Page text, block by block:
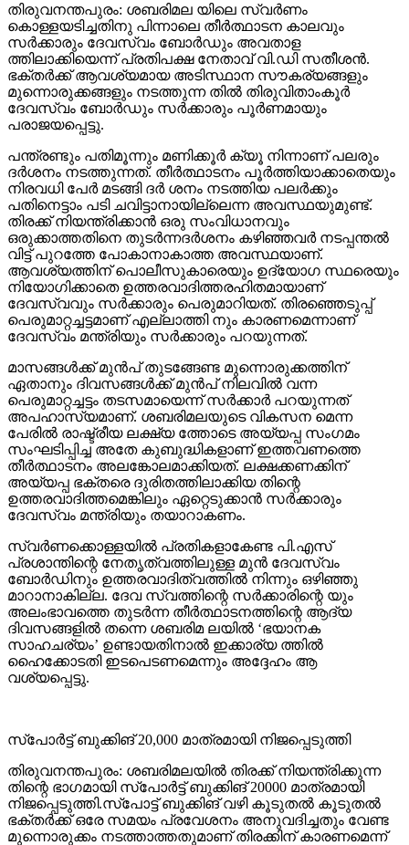
തിരുവനന്തപുരം: ശബരിമല യിലെ സ്വര്‍ണം
കൊള്ളയടിച്ചതിനു പിന്നാലെ തീര്‍ത്ഥാടന കാലവും
സര്‍ക്കാരും ദേവസ്വം ബോര്‍ഡും അവതാള
ത്തിലാക്കിയെന്ന് പ്രതിപക്ഷ നേതാവ് വി.ഡി സതീശന്‍.
ഭക്തര്‍ക്ക് ആവശ്യമായ അടിസ്ഥാന സൗകര്യങ്ങളും
മുന്നൊരുക്കങ്ങളും നടത്തുന്ന തില്‍ തിരുവിതാംകൂര്‍
ദേവസ്വം ബോര്‍ഡും സര്‍ക്കാരും പൂര്‍ണമായും
പരാജയപ്പെട്ടു.
പന്ത്രണ്ടും പതിമൂന്നും മണിക്കൂര്‍ ക്യൂ നിന്നാണ് പലരും
ദര്‍ശനം നടത്തുന്നത്. തീര്‍ത്ഥാടനം പൂര്‍ത്തിയാക്കാതെയും
നിരവധി പേര്‍ മടങ്ങി ദര്‍ ശനം നടത്തിയ പലര്‍ക്കും
പതിനെട്ടാം പടി ചവിട്ടാനായില്ലെന്ന അവസ്ഥയുമുണ്ട്.
തിരക്ക് നിയന്ത്രിക്കാന്‍ ഒരു സംവിധാനവും
ഒരുക്കാത്തതിനെ തുടര്‍ന്നദര്‍ശനം കഴിഞ്ഞവര്‍ നടപ്പന്തല്‍
വിട്ട് പുറത്തേ പോകാനാകാത്ത അവസ്ഥയാണ്.
ആവശ്യത്തിന് പൊലീസുകാരെയും ഉദ്യോഗ സ്ഥരെയും
നിയോഗിക്കാതെ ഉത്തരവാദിത്തരഹിതമായാണ്
ദേവസ്വവും സര്‍ക്കാരും പെരുമാറിയത്. തിരഞ്ഞെടുപ്പ്
പെരുമാറ്റച്ചട്ടമാണ് എല്ലാത്തി നും കാരണമെന്നാണ്
ദേവസ്വം മന്ത്രിയും സര്‍ക്കാരും പറയുന്നത്.
മാസങ്ങള്‍ക്ക് മുന്‍പ് തുടങ്ങേണ്ട മുന്നൊരുക്കത്തിന്
ഏതാനും ദിവസങ്ങള്‍ക്ക് മുന്‍പ് നിലവില്‍ വന്ന
പെരുമാറ്റച്ചട്ടം തടസമായെന്ന് സര്‍ക്കാര്‍ പറയുന്നത്
അപഹാസ്യമാണ്. ശബരിമലയുടെ വികസന മെന്ന
പേരില്‍ രാഷ്ട്രീയ ലക്ഷ്യ ത്തോടെ അയ്യപ്പ സംഗമം
സംഘടിപ്പിച്ച അതേ കുബുദ്ധികളാണ് ഇത്തവണത്തെ
തീര്‍ത്ഥാടനം അലങ്കോലമാക്കിയത്. ലക്ഷക്കണക്കിന്
അയ്യപ്പ ഭക്തരെ ദുരിതത്തിലാക്കിയ തിന്റെ
ഉത്തരവാദിത്തമെങ്കിലും ഏറ്റെടുക്കാന്‍ സര്‍ക്കാരും
ദേവസ്വം മന്ത്രിയും തയാറാകണം.
സ്വര്‍ണക്കൊള്ളയില്‍ പ്രതികളാകേണ്ട പി.എസ്
പ്രശാന്തിന്റെ നേതൃത്വത്തിലുള്ള മുന്‍ ദേവസ്വം
ബോര്‍ഡിനും ഉത്തരവാദിത്വത്തില്‍ നിന്നും ഒഴിഞ്ഞു
മാറാനാകില്ല. ദേവ സ്വത്തിന്റെ സര്‍ക്കാരിന്റെ യും
അലംഭാവത്തെ തുടര്‍ന്ന തീര്‍ത്ഥാടനത്തിന്റെ ആദ്യ
ദിവസങ്ങളില്‍ തന്നെ ശബരിമ ലയില്‍ ‘ഭയാനക
സാഹചര്യം’ ഉണ്ടായതിനാല്‍ ഇക്കാര്യ ത്തില്‍
ഹൈക്കോടതി ഇടപെടണമെന്നും അദ്ദേഹം ആ
വശ്യപ്പെട്ടു.
സ്‌പോര്‍ട്ട് ബുക്കിങ് 20,000 മാത്രമായി നിജപ്പെടുത്തി
തിരുവനന്തപുരം: ശബരിമലയില്‍ തിരക്ക് നിയന്ത്രിക്കുന്ന
തിന്റെ ഭാഗമായി സ്‌പോര്‍ട്ട് ബുക്കിങ് 20000 മാത്രമായി
നിജപ്പെടുത്തി.സ്‌പോട്ട് ബുക്കിങ് വഴി കൂടുതല്‍ കൂടുതല്‍
ഭക്തര്‍ക്ക് ഒരേ സമയം പ്രവേശനം അനുവദിച്ചതും വേണ്ട
മുന്നൊരുക്കം നടത്താത്തതുമാണ് തിരക്കിന് കാരണമെന്ന്